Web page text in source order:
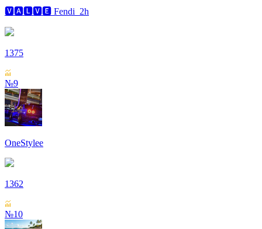
🆅🅰🅻🆅🅴 Fendi_2h
1375
№9
OneStylee
1362
№10